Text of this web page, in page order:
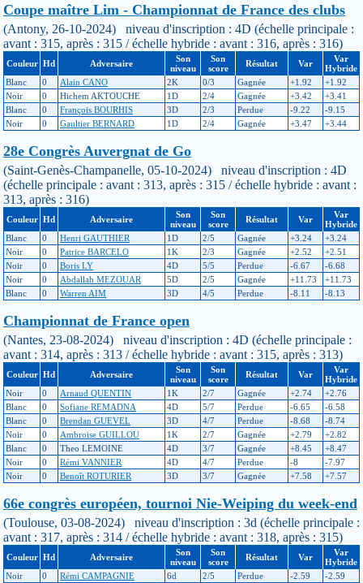
Coupe maître Lim - Championnat de France des clubs
(Antony, 26-10-2024) niveau d'inscription : 4D (échelle principale :
avant : 315, après : 315 / échelle hybride : avant : 316, après : 316)
Couleur Hd Adversaire
Son
niveau
Son
score
Résultat Var
Var
Hybride
Blanc
0 Alain CANO 2K 0/3 Gagnée +1.92
+1.92
Noir
0 Hichem AKTOUCHE 1D 2/4 Gagnée +3.42
+3.41
Blanc
0 François BOURHIS 3D 2/3 Perdue -9.22
-9.15
Noir
0 Gaultier BERNARD 1D 2/4 Gagnée +3.47 +3.44
28e Congrès Auvergnat de Go
(Saint-Genès-Champanelle, 05-10-2024) niveau d'inscription : 4D
(échelle principale : avant : 313, après : 315 / échelle hybride : avant :
313, après : 316)
Couleur Hd Adversaire
Son
niveau
Son
score
Résultat Var
Var
Hybride
Blanc
0 Henri GAUTHIER 1D 2/5 Gagnée +3.24
+3.24
Noir
0 Patrice BARCELO 1K 2/3 Gagnée +2.52
+2.51
Noir
0 Boris LY 4D 5/5 Perdue -6.67
-6.68
Noir
0 Abdallah MEZOUAR 5D 2/5 Gagnée +11.73
+11.73
Blanc
0 Warren AIM 3D 4/5 Perdue -8.11 -8.13
Championnat de France open
(Nantes, 23-08-2024) niveau d'inscription : 4D (échelle principale :
avant : 314, après : 313 / échelle hybride : avant : 315, après : 313)
Couleur Hd Adversaire
Son
niveau
Son
score
Résultat Var
Var
Hybride
Noir
0 Arnaud QUENTIN 1K 2/7 Gagnée +2.74
+2.76
Blanc
0 Sofiane REMADNA 4D 5/7 Perdue -6.65
-6.58
Blanc
0 Brendan GUEVEL 3D 4/7 Perdue -8.68
-8.74
Noir
0 Ambroise GUILLOU 1K 2/7 Gagnée +2.79
+2.82
Blanc
0 Theo LEMOINE 4D 3/7 Gagnée +8.45
+8.47
Noir
0 Rémi VANNIER 4D 4/7 Perdue -8
-7.97
Noir
0 Benoît ROTURIER 3D 3/7 Gagnée +7.58 +7.57
66e congrès européen, tournoi Nie-Weiping du week-end
(Toulouse, 03-08-2024) niveau d'inscription : 3d (échelle principale :
avant : 317, après : 314 / échelle hybride : avant : 318, après : 315)
Couleur Hd Adversaire
Son
niveau
Son
score
Résultat Var
Var
Hybride
Noir
0 Rémi CAMPAGNIE 6d 2/5 Perdue -2.59 -2.59